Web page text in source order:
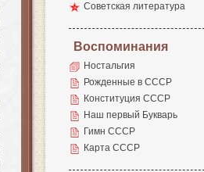
Советская литература
Воспоминания
Ностальгия
Рожденные в СССР
Конституция СССР
Наш первый Букварь
Гимн СССР
Карта СССР